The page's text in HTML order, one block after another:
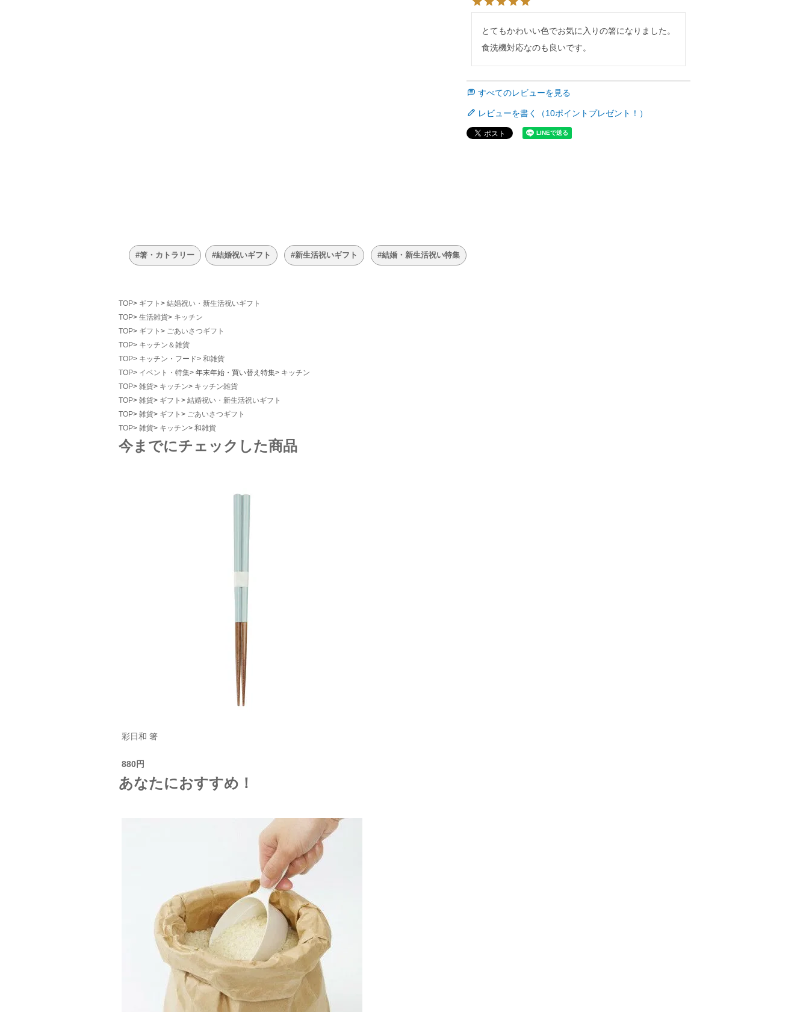
とてもかわいい色でお気に入りの箸になりました。
食洗機対応なのも良いです。
すべてのレビューを見る
レビューを書く（10ポイントプレゼント！）
#箸・カトラリー #結婚祝いギフト #新生活祝いギフト #結婚・新生活祝い特集
TOP ギフト
結婚祝い・新生活祝いギフト
TOP
生活雑貨
キッチン
TOP
ギフト
ごあいさつギフト
TOP
キッチン＆雑貨
TOP
キッチン・フード
和雑貨
TOP
イベント・特集 年末年始・買い替え特集
キッチン
TOP
雑貨 キッチン
キッチン雑貨
TOP
雑貨 ギフト
結婚祝い・新生活祝いギフト
TOP
雑貨 ギフト
ごあいさつギフト
TOP
雑貨 キッチン 和雑貨
今までにチェックした商品
彩日和 箸
880円
あなたにおすすめ！